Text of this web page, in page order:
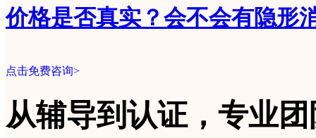
价格是否真实？会不会有隐形
点击免费咨询>
从辅导到认证，专业